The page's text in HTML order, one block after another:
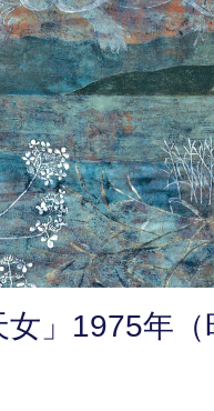
女」1975年